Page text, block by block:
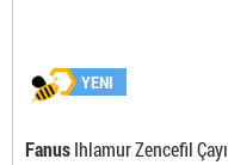
FanusIhlamur Zencefil Çayı
YENI